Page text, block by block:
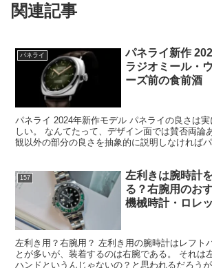
関連記事
パネライ
パネライ新作
ラジオミール・
ーズ前の食前酒
パネライ 2024年新作モデル パネライの良さは
しい。 なんてたって、デザイン面では賛否両論
観以外の部分の良さを抽象的に説明しなければ
157
左利きは腕時計
る？右腕用のお
機械時計・ロレ
左利き用？右腕用？ 左利き用の腕時計はレフト
とが多いが、装着するのは右腕である。 それは
ハンドというんじゃないの？と思われるだろう